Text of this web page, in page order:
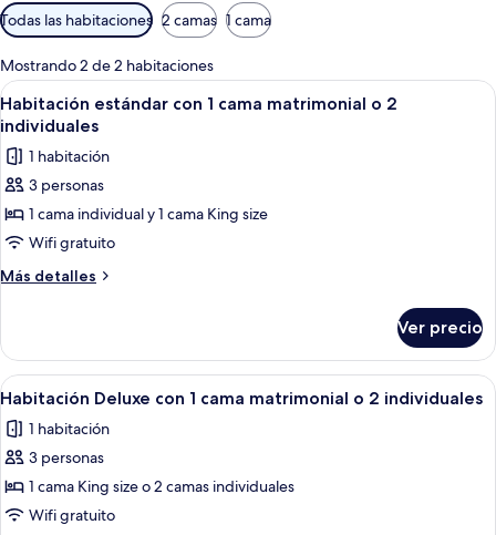
Filtros
disponibles
para
las
habitaciones
Todas las habitaciones 2 camas 1 cama
Mostrando 2 de 2 habitaciones
Abrir
todas
las
fotos
de
Habitación
estándar
con
matrimonial
o
2
individuales
Una habitación con cama, escritorio,
17
Habitación estándar con 1 cama matrimonial o 2
individuales
1 habitación
3 personas
1 cama individual y 1 cama King size
Wifi gratuito
Más detalles
Más
estándar
con
1
matrimonial
o
individuales
Ver precio
Abrir
todas
las
fotos
de
Habitación
Una habitación de hotel con dos
8
Habitación Deluxe con 1 cama matrimonial o 2 individuales
1 habitación
3 personas
1 cama King size o 2 camas individuales
Wifi gratuito